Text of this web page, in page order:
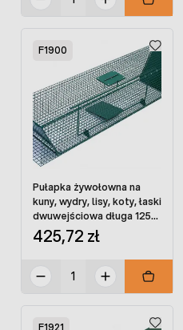
F1900
Pułapka żywołowna na
kuny, wydry, lisy, koty, łaski
dwuwejściowa długa 125
cm
425,72 zł